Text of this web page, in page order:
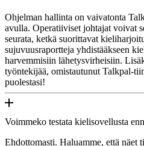
Ohjelman hallinta on vaivatonta
avulla. Operatiiviset johtajat voivat
seurata, ketkä suorittavat
sujuvuusraportteja yhdistääkseen
harvemmisiin lähetysvirheisiin.
työntekijää, omistautunut Talkpal-
puolestasi!
Voimmeko testata kielisovellusta
Ehdottomasti. Haluamme, että näet